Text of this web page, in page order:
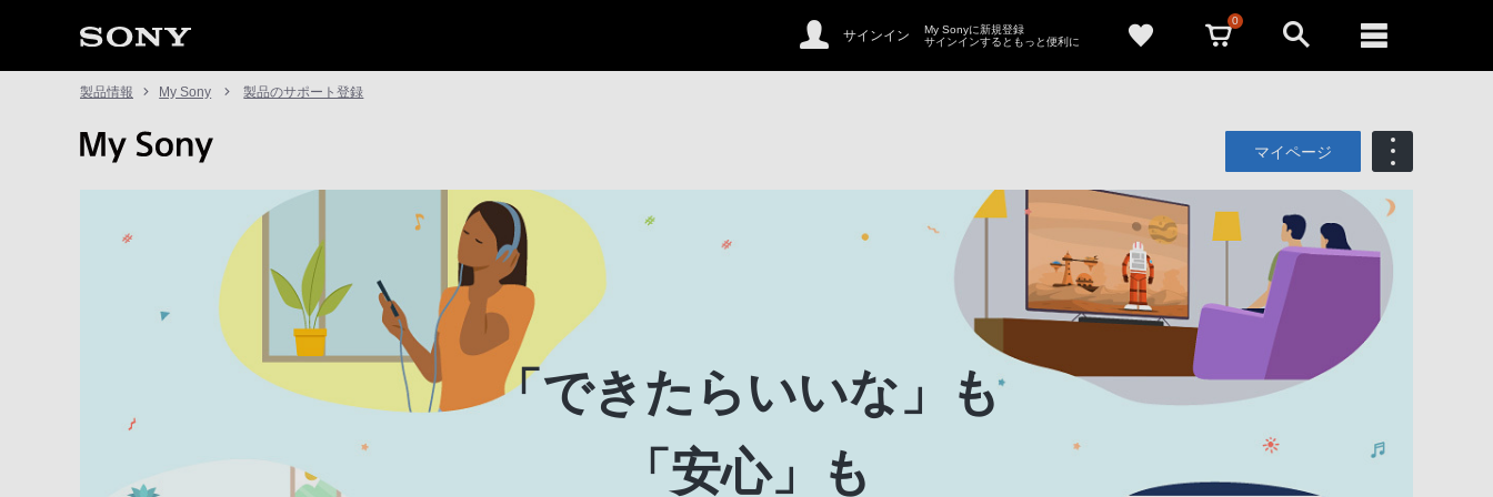
サインイン
My Sonyに新規登録
サインインするともっと便利に
0
製品情報 My Sony 製品のサポート登録
マイページ
「できたらいいな」も
「安心」も